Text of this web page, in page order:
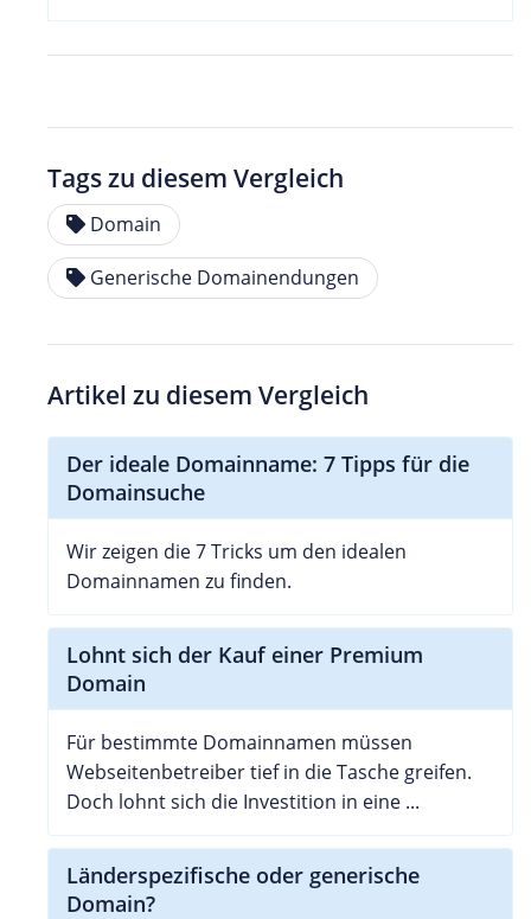
Tags zu diesem Vergleich
Domain
Generische Domainendungen
Artikel zu diesem Vergleich
Der ideale Domainname: 7 Tipps für die
Domainsuche
Wir zeigen die 7 Tricks um den idealen
Domainnamen zu finden.
Lohnt sich der Kauf einer Premium
Domain
Für bestimmte Domainnamen müssen
Webseitenbetreiber tief in die Tasche greifen.
Doch lohnt sich die Investition in eine ...
Länderspezifische oder generische
Domain?